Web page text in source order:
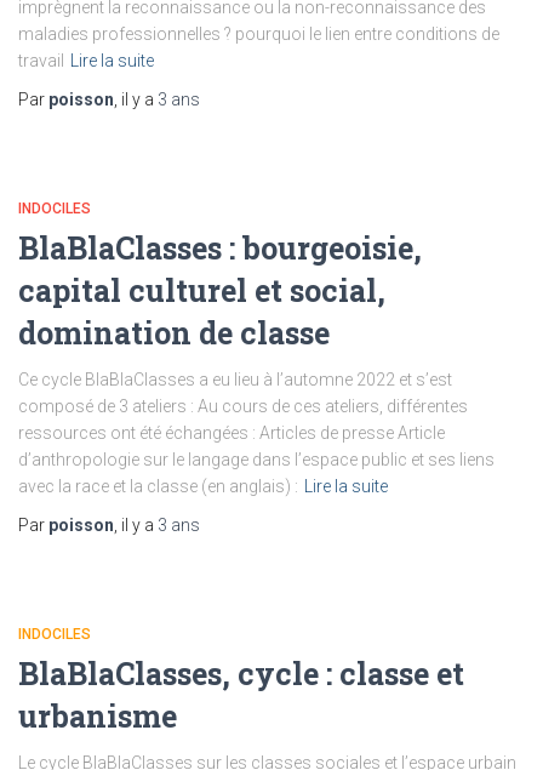
imprègnent la reconnaissance ou la non-reconnaissance des
maladies professionnelles ? pourquoi le lien entre conditions de
travail
Lire la suite
Par poisson , il y a 3 ans
INDOCILES
BlaBlaClasses : bourgeoisie,
capital culturel et social,
domination de classe
Ce cycle BlaBlaClasses a eu lieu à l’automne 2022 et s’est
composé de 3 ateliers : Au cours de ces ateliers, différentes
ressources ont été échangées : Articles de presse Article
d’anthropologie sur le langage dans l’espace public et ses liens
avec la race et la classe (en anglais) :
Lire la suite
Par poisson , il y a 3 ans
INDOCILES
BlaBlaClasses, cycle : classe et
urbanisme
Le cycle BlaBlaClasses sur les classes sociales et l’espace urbain